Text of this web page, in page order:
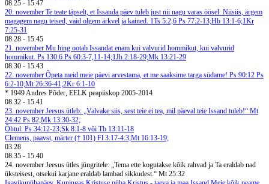
08.25 - 15.47
20. november Te teate täpselt, et Issanda päev tuleb just nii nagu varas öösel. Niisiis, ärgem
magagem nagu teised, vaid olgem ärkvel ja kained. 1Ts 5:2,6 Ps 77:2-13;Hb 13:1-6;1Kr
7:25-31
08.28 - 15.45
21. november Mu hing ootab Issandat enam kui valvurid hommikut, kui valvurid
hommikut. Ps 130:6 Ps 60:3-7,11-14;1Jh 2:18-29;Mk 13:21-29
08.30 - 15.43
22. november Õpeta meid meie päevi arvestama, et me saaksime targa südame! Ps 90:12 Ps
6:2-10;Mt 26:36-41;2Kr 6:1-10
* 1949 Andres Põder, EELK peapiiskop 2005-2014
08.32 - 15.41
23. november Jeesus ütleb: „Valvake siis, sest teie ei tea, mil päeval teie Issand tuleb!“ Mt
24:42 Ps 82;Mk 13:30-32;
Õhtul: Ps 34:12-23;Sk 8:1-8 või Tb 13:11-18
Clemens, paavst, märter († 101) Fl 3:17-4:3;Mt 16:13-19;
03.28
08.35 - 15.40
24. november Jeesus ütles jüngritele: „Tema ette kogutakse kõik rahvad ja Ta eraldab nad
üksteisest, otsekui karjane eraldab lambad sikkudest.“ Mt 25:32